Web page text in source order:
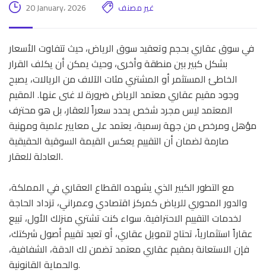
20 January، 2026 غير مصنف
في سوق عقاري بحجم وتعقيد سوق الرياض، حيث تتفاوت الأسعار
بشكل كبير بين منطقة وأخرى، وحيث يمكن أن يكلف القرار
الخاطئ المستثمر أو المشتري مئات الآلاف من الريالات، يصبح
وجود مقيم عقاري معتمد الرياض ضرورة لا غنى عنها. المقيم
المعتمد ليس مجرد شخص يحدد سعراً للعقار، بل هو محترف
مؤهل ومرخص من جهة رسمية، يعتمد على معايير علمية ومهنية
صارمة لضمان أن التقييم يعكس القيمة السوقية الحقيقية
العادلة للعقار.
مع التطور الكبير الذي يشهده القطاع العقاري في المملكة،
والدور المحوري للرياض كمركز اقتصادي وعمراني، تزداد الحاجة
لخدمات التقييم الاحترافية. سواء كنت تشتري منزلك الأول، تبيع
عقاراً استثمارياً، تحتاج لتمويل عقاري، أو تعيد تقييم أصول شركتك،
فإن الاستعانة بمقيم عقاري معتمد تضمن لك الدقة، الشفافية،
والحماية القانونية.